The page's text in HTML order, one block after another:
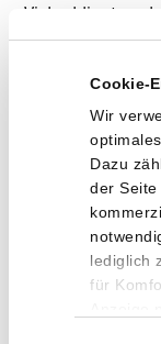
Cookie-
Wir
Dazu
der
lediglich
für
Vieles klingt
und Gemeinden
Abfallbehälter
die mithilfe von
analysieren,
nachhaltige
nach Zukunft
Services in